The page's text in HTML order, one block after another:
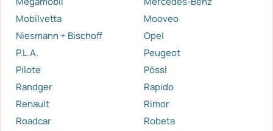
Mobilvetta
Mooveo
Niesmann + Bischoff
Opel
P.L.A.
Peugeot
Pilote
Pössl
Randger
Rapido
Renault
Rimor
Roadcar
Robeta